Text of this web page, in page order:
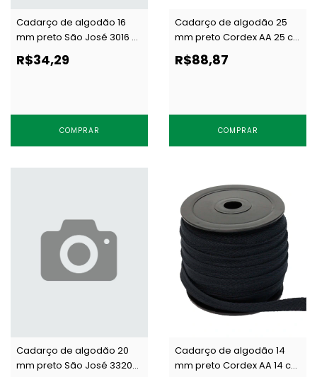
Cadarço de algodão 16
mm preto São José 3016 c/
50 m
R$34,29
COMPRAR
Cadarço de algodão 25
mm preto Cordex AA 25 c/
50 m
R$88,87
COMPRAR
Cadarço de algodão 20
mm preto São José 3320
Cadarço de algodão 14
mm preto Cordex AA 14 c/